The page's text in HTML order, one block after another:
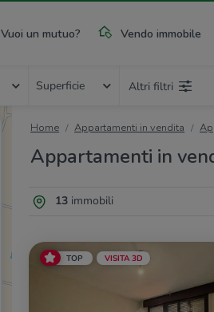
Vuoi un mutuo? Vendo immobile
Superficie Altri filtri
Home Appartamenti in vendita
Appartamenti in
13immobili
TOP VISITA 3D